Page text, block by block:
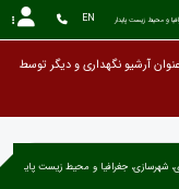
و محیط زیست پایدار EN
آرشیو نگهداری و دیگر توسط
جغرافیا و محیط زیست پایدار